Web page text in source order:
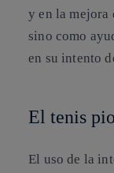
y en la mejora
sino como
en su intento
El tenis
El uso de la